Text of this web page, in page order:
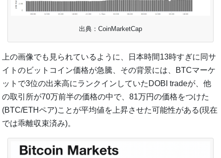
出典：CoinMarketCap
上の画像でも見られているように、日本時間13時すぎに同サ
イトのビットコイン価格が急騰、その背景には、BTCマーケ
ットで3位の出来高にランクインしていたDOBI tradeが、他
の取引所が70万前半の価格の中で、81万円の価格をつけた
(BTC/ETHペア)ことが平均値を上昇させた可能性がある(現在
では乖離収束済み)。